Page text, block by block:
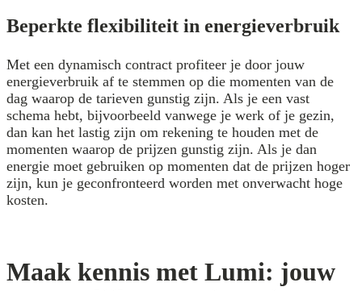
Beperkte flexibiliteit in energieverbruik
Met een dynamisch contract profiteer je door jouw
energieverbruik af te stemmen op die momenten van de
dag waarop de tarieven gunstig zijn. Als je een vast
schema hebt, bijvoorbeeld vanwege je werk of je gezin,
dan kan het lastig zijn om rekening te houden met de
momenten waarop de prijzen gunstig zijn. Als je dan
energie moet gebruiken op momenten dat de prijzen hoger
zijn, kun je geconfronteerd worden met onverwacht hoge
kosten.
Maak kennis met Lumi: jouw